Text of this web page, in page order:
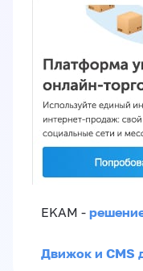
EKAM -
Движок и CMS